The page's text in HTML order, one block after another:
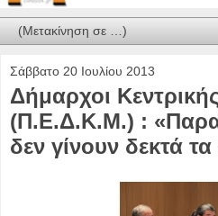
Σάββατο 20 Ιουλίου 2013
Δήμαρχοι
(Π.Ε.Δ.Κ.Μ.) :
δεν γίνουν δεκτά